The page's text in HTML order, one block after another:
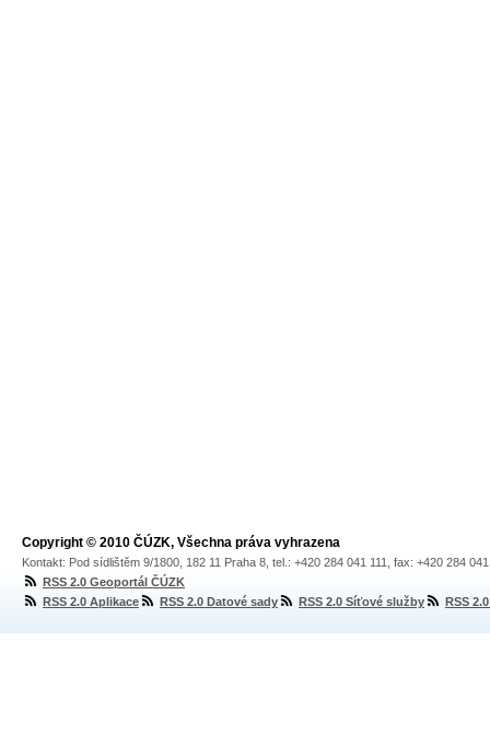
Copyright © 2010 ČÚZK, Všechna práva vyhrazena
Kontakt: Pod sídlištěm 9/1800, 182 11 Praha 8, tel.: +420 284 041 111, fax: +420 284
RSS 2.0 Geoportál ČÚZK
RSS 2.0 Aplikace
RSS 2.0 Datové sady RSS 2.0 Síťové služby RSS